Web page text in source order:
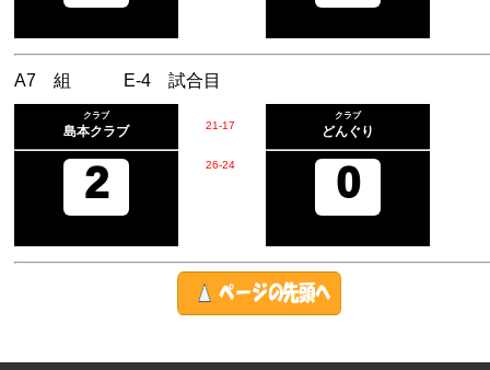
A7 組 E-4 試合目
クラブ
島本クラブ
2
21-17
26-24
クラブ
どんぐり
0